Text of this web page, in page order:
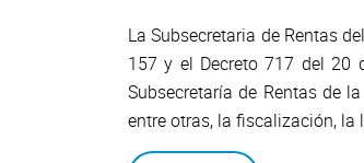
La Subsecretaria de Rentas
157 y el Decreto 717 del 20
Subsecretaría de Rentas de
entre otras, la fiscalización,